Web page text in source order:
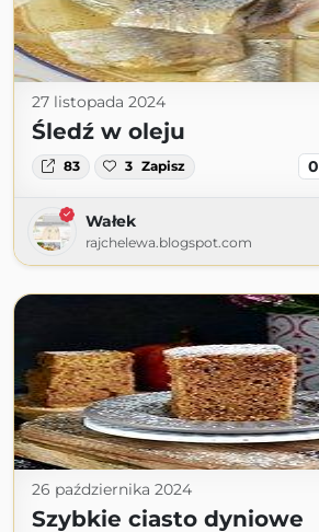
27 listopada 2024
Śledź w oleju
83 3 Zapisz 0
Wałek
rajchelewa.blogspot.com
26 października 2024
Szybkie ciasto dyniowe